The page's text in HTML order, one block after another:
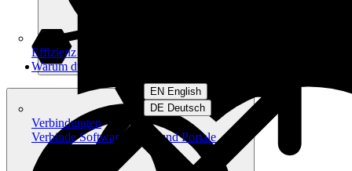
Verbindungen
Verbinde Software, Apps und Portale
Effizienz am Arbeitsplatz
Warum du filehub nutzen solltest
EN English
DE Deutsch